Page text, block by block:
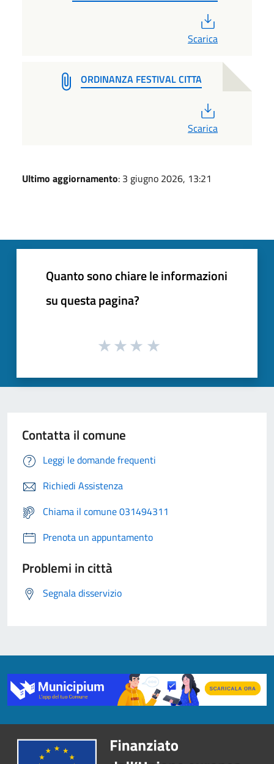
Scarica
ORDINANZA FESTIVAL CITTA
Scarica
Ultimo aggiornamento: 3 giugno 2026, 13:21
Quanto sono chiare le informazioni
su questa pagina?
Contatta il comune
Leggi le domande frequenti
Richiedi Assistenza
Chiama il comune 031494311
Prenota un appuntamento
Problemi in città
Segnala disservizio